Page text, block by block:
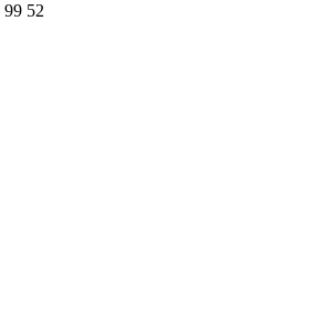
99 52